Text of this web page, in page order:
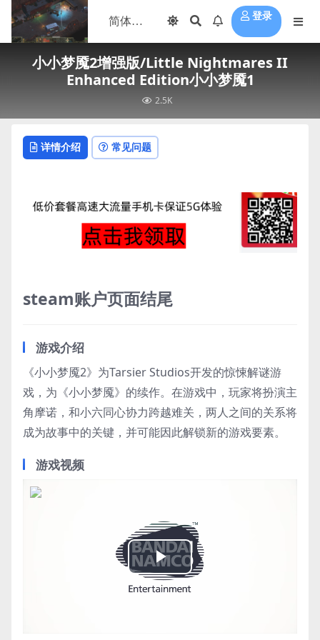
登录
小小梦魇2增强版/Little Nightmares II
Enhanced Edition小小梦魇1
2.5K
详情介绍 常见问题
steam账户页面结尾
游戏介绍
《小小梦魇2》为Tarsier Studios开发的惊悚解谜游
戏，为《小小梦魇》的续作。在游戏中，玩家将扮演主
角摩诺，和小六同心协力跨越难关，两人之间的关系将
成为故事中的关键，并可能因此解锁新的游戏要素。
游戏视频
Play